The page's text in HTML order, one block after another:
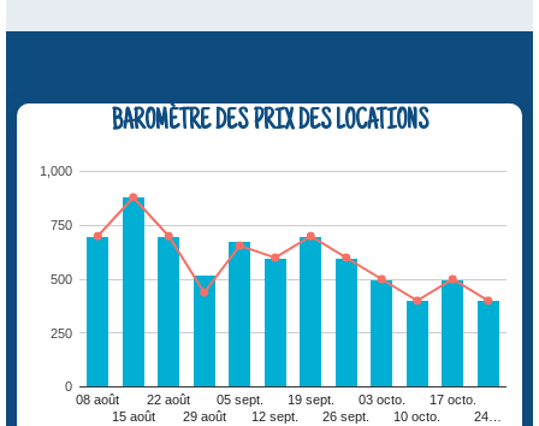
BAROMÈTRE DES PRIX DES LOCATIONS
08 août
15 août
22 août
29 août
05 sept.
12 sept.
19 sept.
26 sept.
03 octo.
10 octo.
17 octo.
24…
0
250
500
750
1,000